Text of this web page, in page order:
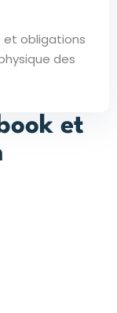
et obligations
des
et